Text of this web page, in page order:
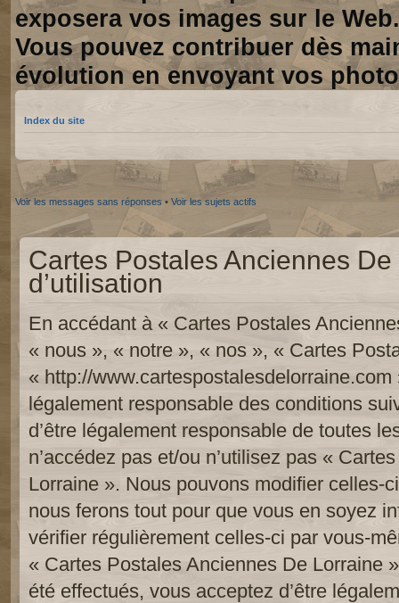
exposera vos images sur le Web.
Vous pouvez contribuer dès
évolution en envoyant vos
Index du site
Voir les messages sans réponses • Voir les sujets actifs
Cartes Postales Anciennes
d’utilisation
En accédant à « Cartes Postales
« nous », « notre », « nos », « Cartes
« http://www.cartespostalesdelorraine.com
légalement responsable des conditions
d’être légalement responsable de toutes
n’accédez pas et/ou n’utilisez pas «
Lorraine ». Nous pouvons modifier celles-
nous ferons tout pour que vous en soyez
vérifier régulièrement celles-ci par vous-
« Cartes Postales Anciennes De Lorraine
été effectués, vous acceptez d’être